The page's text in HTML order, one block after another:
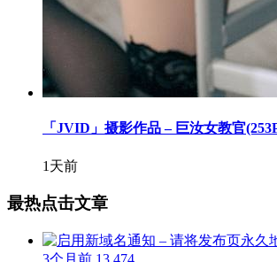
「JVID」摄影作品 – 巨汝女教官
1天前
最热点击文章